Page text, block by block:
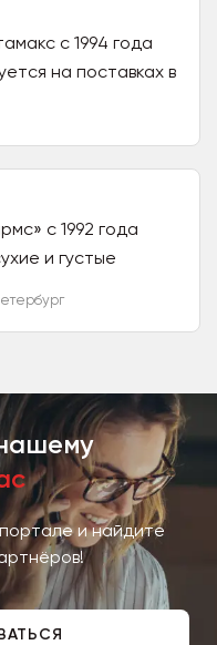
с 1994 года
на поставках в
с 1992 года
и густые
сырья. Экстрагент
и найдите